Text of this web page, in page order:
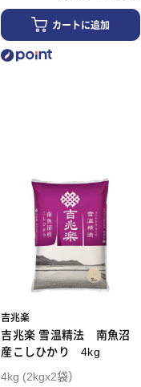
カートに追加
吉兆楽
吉兆楽 雪温精法 南魚沼
産こしひかり 4kg
4kg (2kgx2袋）